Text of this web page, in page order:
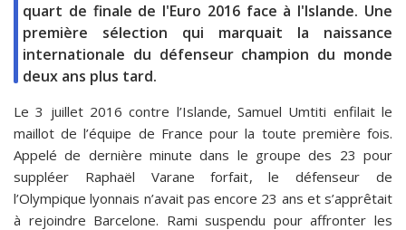
quart de finale de l'Euro 2016 face à l'Islande. Une
première sélection qui marquait la naissance
internationale du défenseur champion du monde
deux ans plus tard.
Le 3 juillet 2016 contre l’Islande, Samuel Umtiti enfilait le
maillot de l’équipe de France pour la toute première fois.
Appelé de dernière minute dans le groupe des 23 pour
suppléer Raphaël Varane forfait, le défenseur de
l’Olympique lyonnais n’avait pas encore 23 ans et s’apprêtait
à rejoindre Barcelone. Rami suspendu pour affronter les